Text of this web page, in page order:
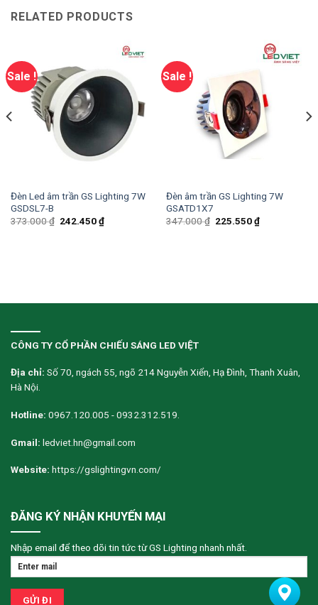
RELATED PRODUCTS
Sale !
Đèn Led âm trần GS Lighting 7W
GSDSL7-B
373.000₫ 242.450₫
Sale !
Đèn âm trần GS Lighting 7W
GSATD1X7
347.000₫ 225.550₫
CÔNG TY CỔ PHẦN CHIẾU SÁNG LED VIỆT
Địa chỉ: Số 70, ngách 55, ngõ 214 Nguyễn Xiển, Hạ Đình, Thanh Xuân,
Hà Nội.
Hotline: 0967.120.005 - 0932.312.519.
Gmail: ledviet.hn@gmail.com
Website: https://gslightingvn.com/
ĐĂNG KÝ NHẬN KHUYẾN MẠI
Nhập email để theo dõi tin tức từ GS Lighting nhanh nhất.